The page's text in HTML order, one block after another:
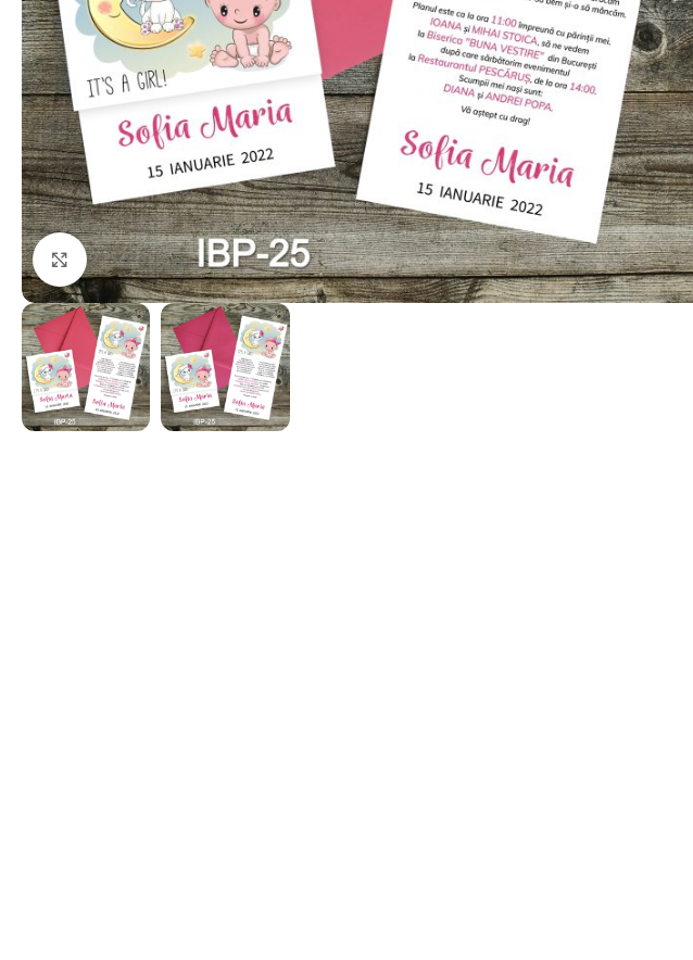
Click to enlarge